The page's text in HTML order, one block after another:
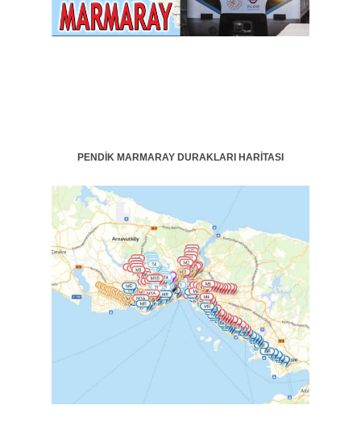
PENDİK MARMARAY DURAKLARI HARİTASI